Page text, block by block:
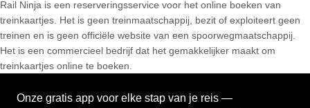
Rail Ninja is een reserveringsservice voor het online boeken van
treinkaartjes. Het is geen treinmaatschappij, bezit of exploiteert geen
treinen en is geen officiële website van een spoorwegmaatschappij.
Het is een commercieel bedrijf dat het gemakkelijker maakt om
treinkaartjes online te boeken.
Onze gratis app voor elke stap van je reis —